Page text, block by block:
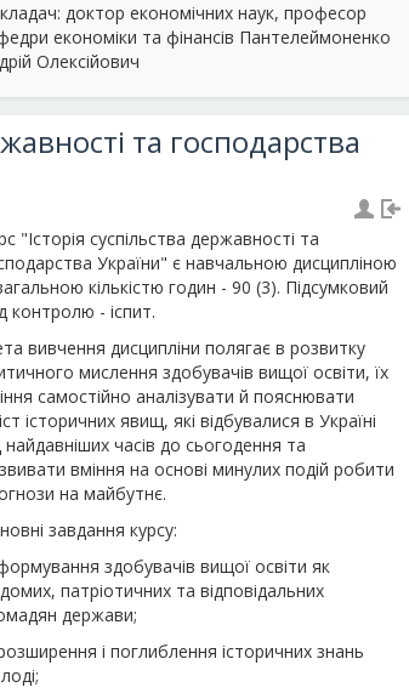
доктор економічних наук, професор
економіки та фінансів Пантелеймоненко
Олексійович
та господарства
"Історія суспільства державності та
України" є навчальною дисципліною
кількістю годин - 90 (3). Підсумковий
контролю - іспит.
вивчення дисципліни полягає в розвитку
мислення здобувачів вищої освіти, їх
самостійно аналізувати й пояснювати
історичних явищ, які відбувалися в Україні
найдавніших часів до сьогодення та
вміння на основі минулих подій робити
на майбутнє.
завдання курсу:
здобувачів вищої освіти як
патріотичних та відповідальних
держави;
і поглиблення історичних знань